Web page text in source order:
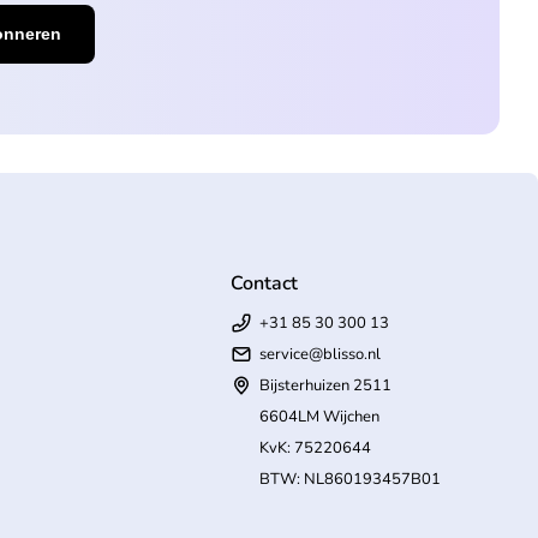
Contact
+31 85 30 300 13
service@blisso.nl
Bijsterhuizen 2511
6604LM Wijchen
KvK: 75220644
BTW: NL860193457B01